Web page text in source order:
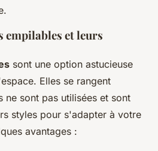
empilables et leurs
sont une option astucieuse
Elles se rangent
ne sont pas utilisées et sont
styles pour s'adapter à votre
avantages :